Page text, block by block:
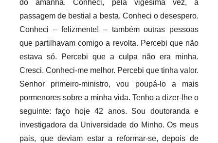
do amanhã. Conheci, pela vigésima vez, a
passagem de bestial a besta. Conheci o desespero.
Conheci – felizmente! – também outras pessoas
que partilhavam comigo a revolta. Percebi que não
estava só. Percebi que a culpa não era minha.
Cresci. Conheci-me melhor. Percebi que tinha valor.
Senhor primeiro-ministro, vou poupá-lo a mais
pormenores sobre a minha vida. Tenho a dizer-lhe o
seguinte: faço hoje 42 anos. Sou doutoranda e
investigadora da Universidade do Minho. Os meus
pais, que deviam estar a reformar-se, depois de